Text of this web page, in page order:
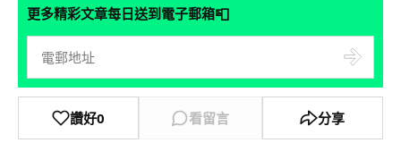
更多精彩文章每日送到電子郵箱📮
讚好0 看留言 分享